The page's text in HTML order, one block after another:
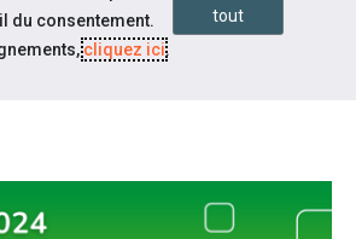
SUR TWITCH,
du consentement.
cliquez ici.
tout